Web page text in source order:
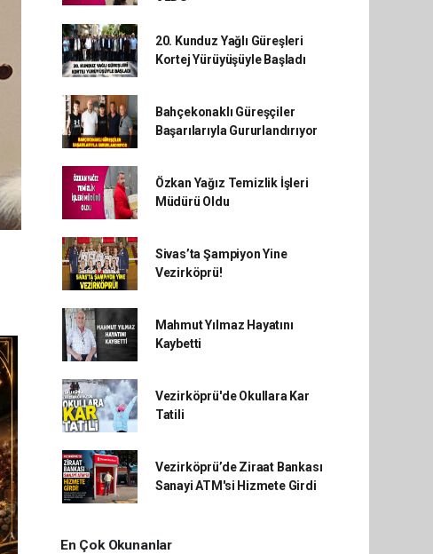
20. Kunduz Yağlı Güreşleri
Kortej Yürüyüşüyle Başladı
Bahçekonaklı Güreşçiler
Başarılarıyla Gururlandırıyor
Özkan Yağız Temizlik İşleri
Müdürü Oldu
Sivas’ta Şampiyon Yine
Vezirköprü!
Mahmut Yılmaz Hayatını
Kaybetti
Vezirköprü'de Okullara Kar
Tatili
Vezirköprü’de Ziraat Bankası
Sanayi ATM'si Hizmete Girdi
En Çok Okunanlar